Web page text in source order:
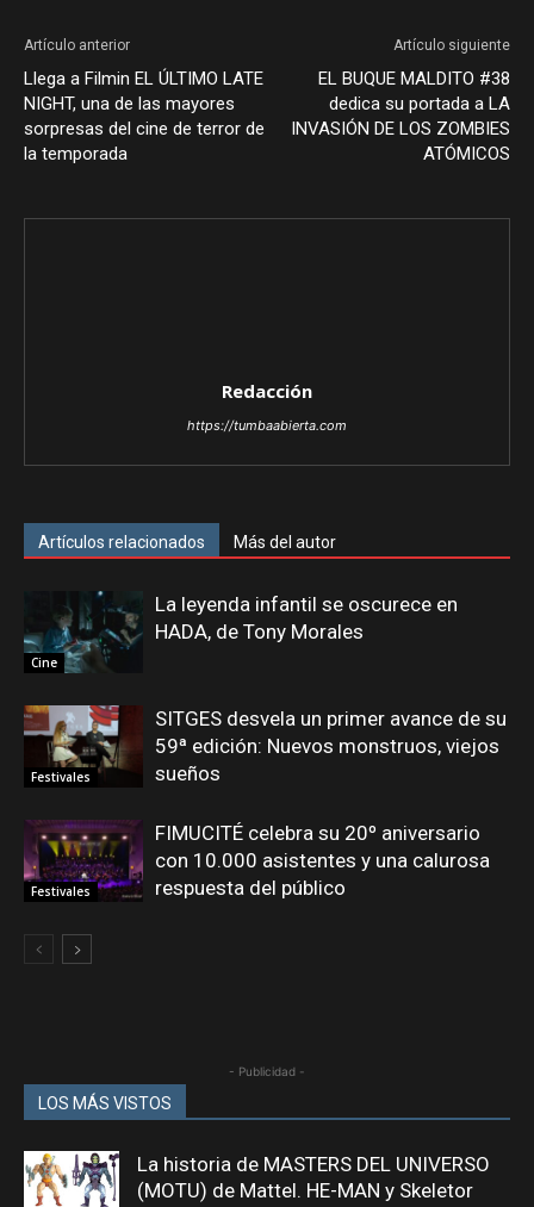
Artículo anterior
Llega a Filmin EL ÚLTIMO LATE
NIGHT, una de las mayores
sorpresas del cine de terror de
la temporada
Artículo siguiente
EL BUQUE MALDITO #38
dedica su portada a LA
INVASIÓN DE LOS ZOMBIES
ATÓMICOS
Redacción
https://tumbaabierta.com
Artículos relacionados Más del autor
Cine
La leyenda infantil se oscurece en
HADA, de Tony Morales
Festivales
SITGES desvela un primer avance de su
59ª edición: Nuevos monstruos, viejos
sueños
Festivales
FIMUCITÉ celebra su 20º aniversario
con 10.000 asistentes y una calurosa
respuesta del público
- Publicidad -
LOS MÁS VISTOS
La historia de MASTERS DEL UNIVERSO
(MOTU) de Mattel. HE-MAN y Skeletor